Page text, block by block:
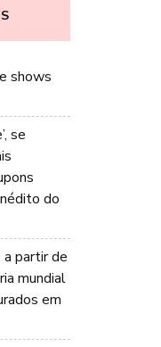
shows
se
do
a partir de
mundial
em